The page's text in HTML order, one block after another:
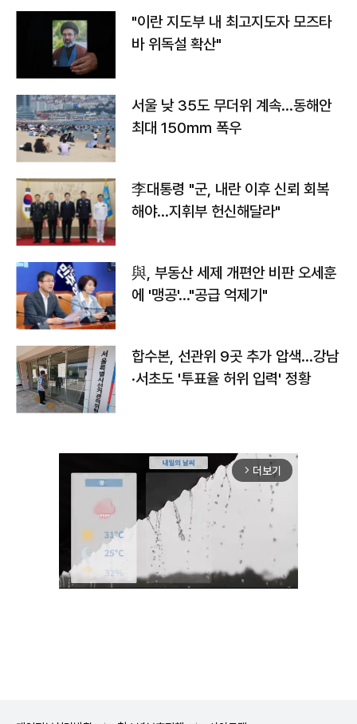
"이란 지도부 내 최고지도자 모즈타
바 위독설 확산"
서울 낮 35도 무더위 계속…동해안
최대 150㎜ 폭우
李대통령 "군, 내란 이후 신뢰 회복
해야…지휘부 헌신해달라"
與, 부동산 세제 개편안 비판 오세훈
에 '맹공'…"공급 억제기"
합수본, 선관위 9곳 추가 압색…강남
·서초도 '투표율 허위 입력' 정황
arrow_forward_ios 더보기